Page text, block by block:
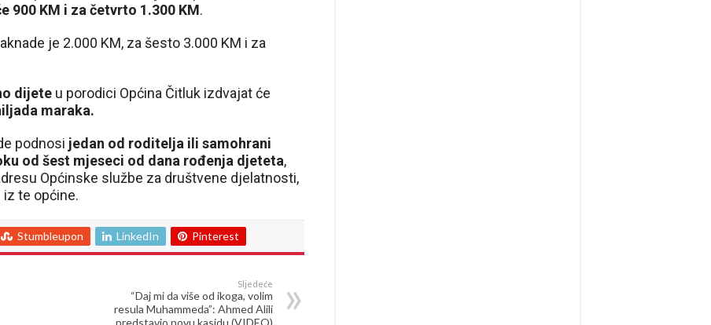
900 KM i za četvrto 1.300 KM.
je 2.000 KM, za šesto 3.000 KM i za
dijete u porodici Općina Čitluk izdvajat će
maraka.
podnosi jedan od roditelja ili samohrani
od šest mjeseci od dana rođenja djeteta,
Općinske službe za društvene djelatnosti,
te općine.
Stumbleupon LinkedIn Pinterest
Sljedeće
“Daj mi da više od ikoga, volim
resula Muhammeda”: Ahmed Alili
predstavio novu kasidu (VIDEO)